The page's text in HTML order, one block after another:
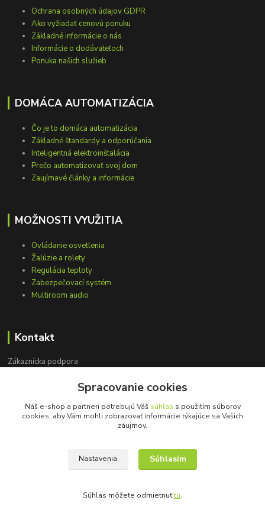
Ochrana osobných údajov GDPR
Ako vyžiadať cenovú ponuku
Základné informácie o nás
Informácie o dodávateľoch
Ponuka našich služieb
DOMÁCA AUTOMATIZÁCIA
Čo je to domáca automatizácia
Základné štandardy a odporúčania
Inteligentná elektroinštalácia
Prečo automatizovať svoj dom
Zaujímavé články a informácie
MOŽNOSTI VYUŽITIA
Ovládanie osvetlenia
Žalúzie a rolety
Regulácia teploty
Zabezpečovací systém
Multiroom audio
Kontakt
Zákaznícka podpora
info@loxprofi.sk
©2018-2024 LOXprofi - všetky práva vyhradené
Spracovanie cookies
Náš e-shop a partneri potrebujú Váš súhlas s použitím súborov
cookies, aby Vám mohli zobrazovať informácie týkajúce sa Vašich
záujmov.
Nastavenia Súhlasím
Súhlas môžete odmietnuťtu.